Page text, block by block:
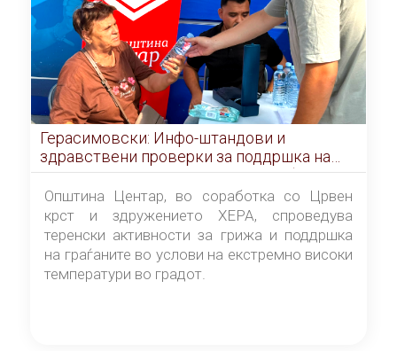
Герасимовски: Инфо-штандови и
здравствени проверки за поддршка на
граѓаните во услови на топлотен бран
Општина Центар, во соработка со Црвен
крст и здружението ХЕРА, спроведува
теренски активности за грижа и поддршка
на граѓаните во услови на екстремно високи
температури во градот.